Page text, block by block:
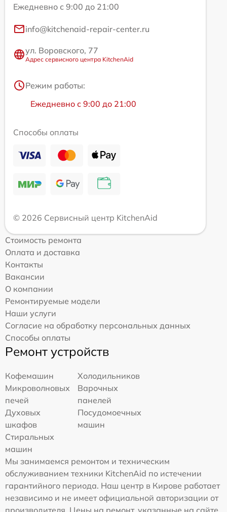
Ежедневно с 9:00 до 21:00
info@kitchenaid-repair-center.ru
ул. Воровского, 77
Адрес сервисного центра KitchenAid
Режим работы:
Ежедневно с 9:00 до 21:00
Способы оплаты
© 2026 Сервисный центр KitchenAid
Стоимость ремонта
Оплата и доставка
Контакты
Вакансии
О компании
Ремонтируемые модели
Наши услуги
Согласие на обработку персональных данных
Способы оплаты
Ремонт устройств
Кофемашин
Холодильников
Микроволновых
печей
Варочных
панелей
Духовых
шкафов
Посудомоечных
машин
Стиральных
машин
Мы занимаемся ремонтом и техническим
обслуживанием техники KitchenAid по истечении
гарантийного периода. Наш центр в Кирове работает
независимо и не имеет официальной авторизации от
производителя. Цены на ремонт, указанные на сайте,